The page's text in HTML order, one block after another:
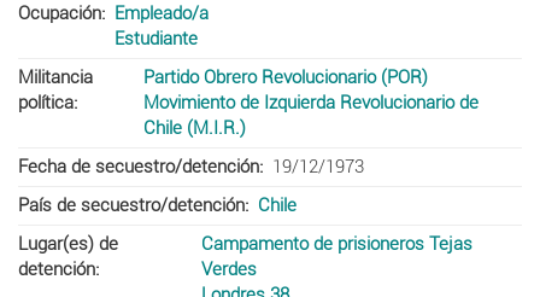
Ocupación
Empleado/a
Estudiante
Militancia
política
Partido Obrero Revolucionario (POR)
Movimiento de Izquierda Revolucionario de
Chile (M.I.R.)
Fecha de secuestro/detención
19/12/1973
País de secuestro/detención
Chile
Lugar(es) de
detención
Campamento de prisioneros Tejas
Verdes